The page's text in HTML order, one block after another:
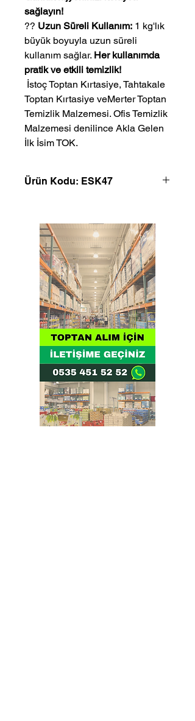
sağlayın!
?? Uzun Süreli Kullanım: 1 kg'lık
büyük boyuyla uzun süreli
kullanım sağlar. Her kullanımda
pratik ve etkili temizlik!
Toptan Kırtasiye veMerter Toptan
Temizlik Malzemesi. Ofis Temizlik
Malzemesi denilince Akla Gelen
İlk İsim TOK.
Ürün Kodu: ESK47